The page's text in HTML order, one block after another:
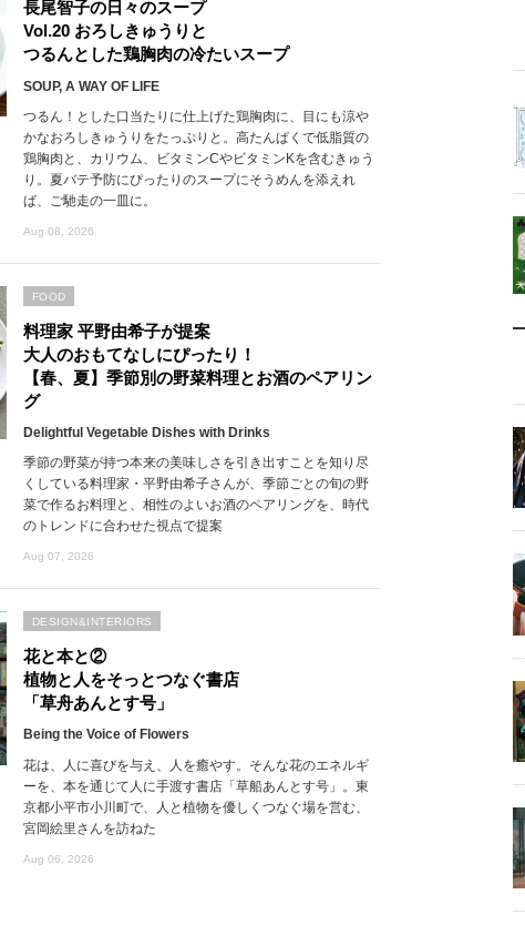
長尾智子の日々のスープ
Vol.20 おろしきゅうりと
つるんとした鶏胸肉の冷たいスープ
SOUP, A WAY OF LIFE
つるん！とした口当たりに仕上げた鶏胸肉に、目にも涼や
かなおろしきゅうりをたっぷりと。高たんぱくで低脂質の
鶏胸肉と、カリウム、ビタミンCやビタミンKを含むきゅう
り。夏バテ予防にぴったりのスープにそうめんを添えれ
ば、ご馳走の一皿に。
Aug 08, 2026
料理家 平野由希子が提案
大人のおもてなしにぴったり！
【春、夏】季節別の野菜料理とお酒のペアリン
グ
Delightful Vegetable Dishes with Drinks
季節の野菜が持つ本来の美味しさを引き出すことを知り尽
くしている料理家・平野由希子さんが、季節ごとの旬の野
菜で作るお料理と、相性のよいお酒のペアリングを、時代
のトレンドに合わせた視点で提案
Aug 07, 2026
FOOD
花と本と②
植物と人をそっとつなぐ書店
「草舟あんとす号」
Being the Voice of Flowers
花は、人に喜びを与え、人を癒やす。そんな花のエネルギ
ーを、本を通じて人に手渡す書店「草船あんとす号」。東
京都小平市小川町で、人と植物を優しくつなぐ場を営む、
宮岡絵里さんを訪ねた
Aug 06, 2026
DESIGN&INTERIORS